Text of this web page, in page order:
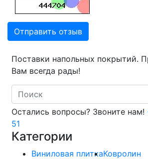
Отправить отзыв
Поставки напольных покрытий.
Вам всегда рады!
Search
Остались вопросы? Звоните нам!
51
Категории
Виниловая плиткаКовролин